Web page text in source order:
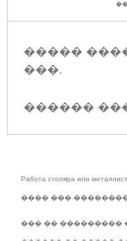
�����
���.
������
Работа столяра или
���� ��� ��������
��� �� ���������